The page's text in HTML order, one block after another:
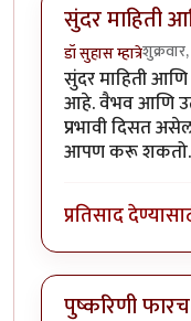
सुंदर माहिती
डॉ सुहास म्हात्रे
सुंदर माहिती आणि
आहे. वैभव आणि
प्रभावी दिसत
आपण करू शकतो.
प्रतिसाद
पुष्करिणी